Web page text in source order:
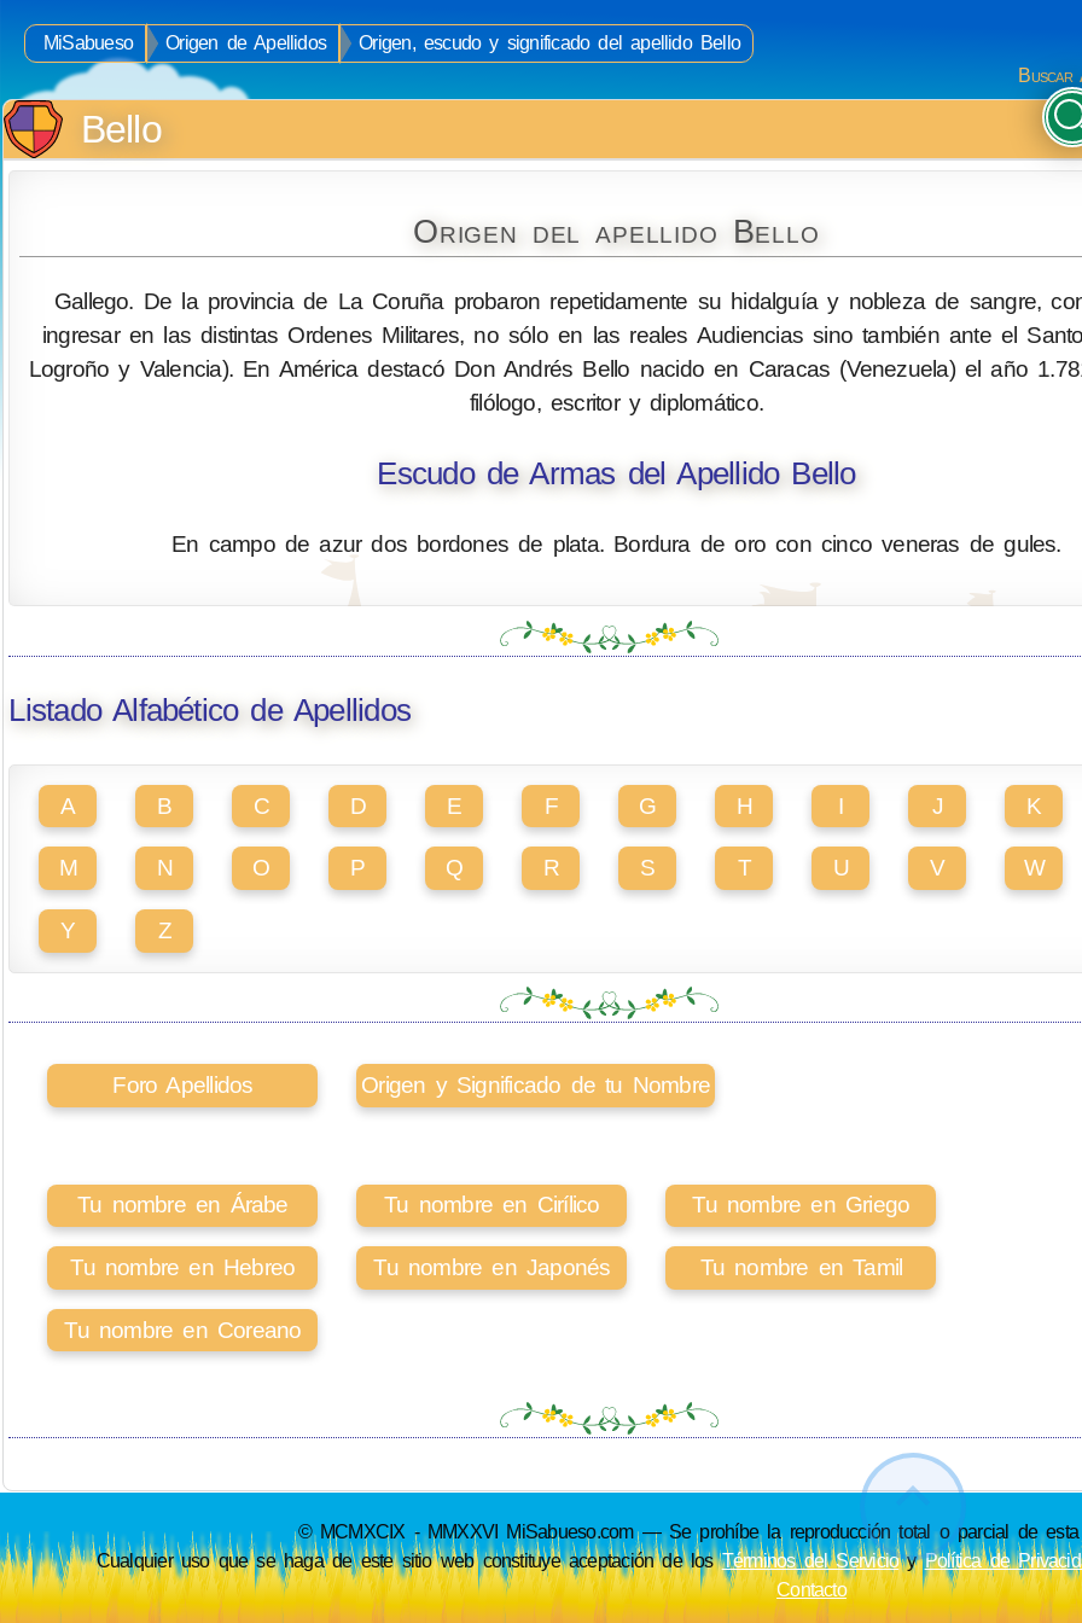
MiSabueso Origen de Apellidos
Origen, escudo y significado del apellido Bello
Buscar
Bello
Origen del apellido Bello
Gallego. De la provincia de La Coruña probaron repetidamente su hidalguía y nobleza de sangre,
ingresar en las distintas Ordenes Militares, no sólo en las reales Audiencias sino también ante el
Logroño y Valencia). En América destacó Don Andrés Bello nacido en Caracas (Venezuela) el año
filólogo, escritor y diplomático.
Escudo de Armas del Apellido Bello
En campo de azur dos bordones de plata. Bordura de oro con cinco veneras de gules.
Listado Alfabético de Apellidos
A B C D E F G H I J K
M N O P Q R S T U V W
Y Z
Foro Apellidos Origen y Significado de tu Nombre
Tu nombre en Árabe Tu nombre en Cirílico Tu nombre en Griego
Tu nombre en Hebreo Tu nombre en Japonés Tu nombre en Tamil
Tu nombre en Coreano
© MCMXCIX - MMXXVI MiSabueso.com — Se prohíbe la reproducción total o parcial de
Cualquier uso que se haga de este sitio web constituye aceptación de losTérminos del ServicioyPolítica de
Contacto